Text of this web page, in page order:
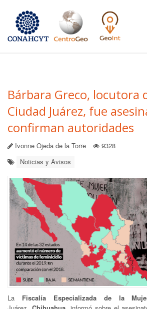
Bárbara Greco, locutora
Ciudad Juárez, fue
confirman autoridades
Ivonne Ojeda de la Torre
9328
Noticias y Avisos
La Fiscalía Especializada de la